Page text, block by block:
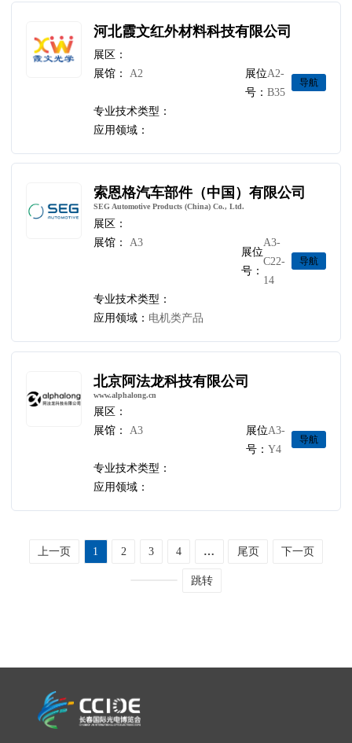
河北霞文红外材料科技有限公司
展区：
展馆：
A2
展位
号：
A2-
B35
导航
专业技术类型：
应用领域：
索恩格汽车部件（中国）有限公司
SEG Automotive Products (China) Co., Ltd.
展区：
展馆：
A3
展位
号：
A3-
C22-
14
导航
专业技术类型：
应用领域： 电机类产品
北京阿法龙科技有限公司
www.alphalong.cn
展区：
展馆：
A3
展位
号：
A3-
Y4
导航
专业技术类型：
应用领域：
上一页 1 2 3 4 … 尾页 下一页
跳转